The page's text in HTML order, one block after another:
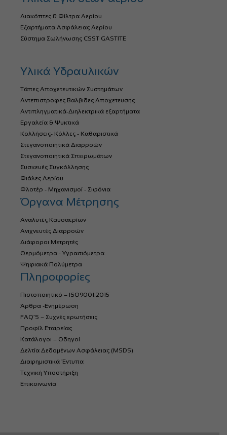
Διακόπτες & Φίλτρα Αερίου
Εξαρτήματα Ασφάλειας Αερίου
Σύστημα Σωλήνωσης CSST GASTITE
Υλικά Υδραυλικών
Τάπες Αποχετευτικών Συστημάτων
Αντεπιστροφες Βαλβιδες Αποχετευσης
Αντιπληγματικά-Διηλεκτρικά εξαρτήματα
Εργαλεία & Ψυκτικά
Κολλήσεις- Κόλλες - Καθαριστικά
Στεγανοποιητικά Διαρροών
Στεγανοποιητικά Σπειρωμάτων
Συσκευές Συγκόλλησης
Φιάλες Αερίου
Φλοτέρ - Μηχανισμοί - Σιφόνια
Όργανα Μέτρησης
Αναλυτές Καυσαερίων
Ανιχνευτές Διαρροών
Διάφοροι Μετρητές
Θερμόμετρα - Υγρασιόμετρα
Ψηφιακά Πολύμετρα
Πληροφορίες
Πιστοποιητικό – ISO9001:2015
Άρθρα -Ενημέρωση
FAQ’S – Συχνές ερωτήσεις
Προφίλ Εταιρείας
Κατάλογοι – Οδηγοί
Δελτία Δεδομένων Ασφάλειας (MSDS)
Διαφημιστικά Έντυπα
Τεχνική Υποστήριξη
Επικοινωνία